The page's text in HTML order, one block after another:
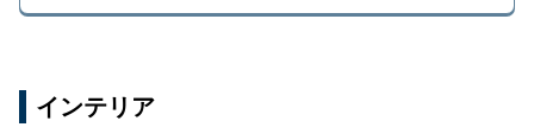
インテリア